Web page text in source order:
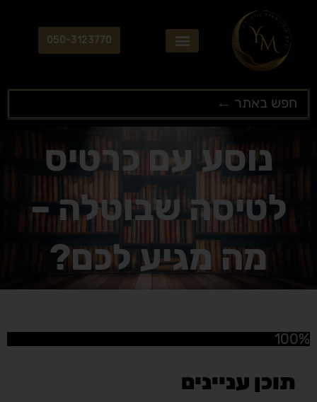
050-3123770
נוסע עם כרטיס
לטיסה שבוטלה –
מה מגיע לכם?
100%
תוכן עניינים